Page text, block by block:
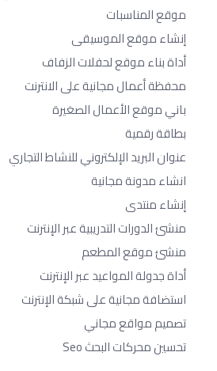
موقع المناسبات
إنشاء موقع الموسيقى
أداة بناء موقع لحفلات الزفاف
محفظة أعمال مجانية على الانترنت
باني موقع الأعمال الصغيرة
بطاقة رقمية
عنوان البريد الإلكتروني للنشاط التجاري
انشاء مدونة مجانية
إنشاء منتدى
منشئ الدورات التدريبية عبر الإنترنت
منشئ موقع المطعم
أداة جدولة المواعيد عبر الإنترنت
استضافة مجانية على شبكة الإنترنت
تصميم مواقع مجاني
تحسين محركات البحث Seo​